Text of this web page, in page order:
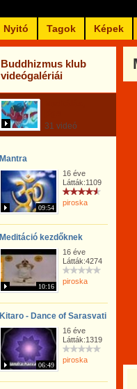
Nyitó Tagok Képek
Buddhizmus klub
videógalériái
31 videó
Mantra
09:54
16 éve
Látták:1109
piroska
Meditáció kezdőknek
10:16
16 éve
Látták:4274
piroska
Kitaro - Dance of Sarasvati
06:49
16 éve
Látták:1319
piroska